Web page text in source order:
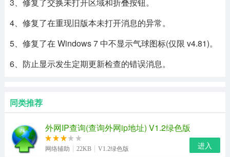
3、修复了交换未打开区域和折叠按钮。
4、修复了在重现旧版本未打开消息的异常。
5、修复了在 Windows 7 中不显示气球图标(仅限 v4.81)。
6、防止显示发生定期更新检查的错误消息。
同类推荐
外网IP查询(查询外网ip地址) V1.2绿色版
网络辅助 22KB V1.2绿色版 进入